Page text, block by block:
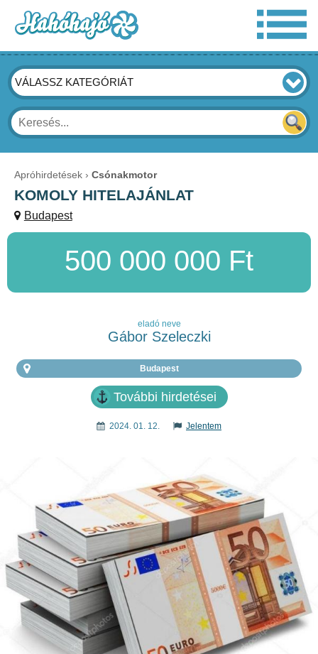
VÁLASSZ KATEGÓRIÁT
Apróhirdetések Csónakmotor
KOMOLY HITELAJÁNLAT
Budapest
500 000 000 Ft
eladó neve
Gábor Szeleczki
Budapest
További hirdetései
2024. 01. 12. Jelentem